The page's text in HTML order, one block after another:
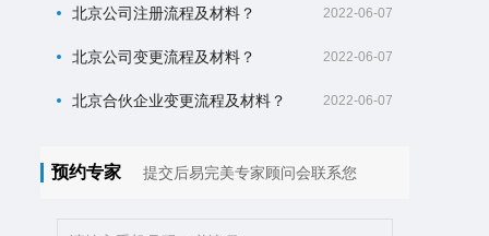
北京公司注册流程及材料？ 2022-06-07
北京公司变更流程及材料？ 2022-06-07
北京合伙企业变更流程及材料？ 2022-06-07
预约专家 提交后易完美专家顾问会联系您